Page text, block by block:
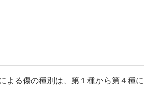
よる傷の種別は、第１種から第４種に